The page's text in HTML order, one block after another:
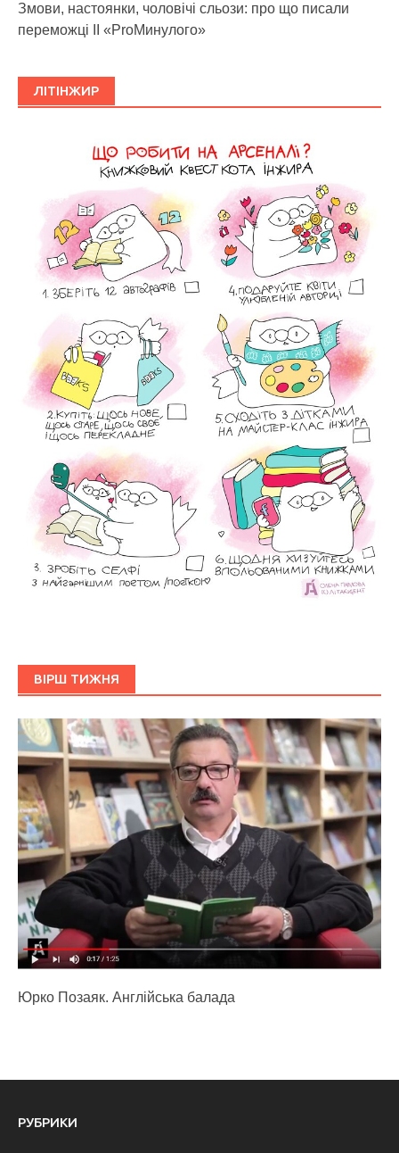
Змови, настоянки, чоловічі сльози: про що писали
переможці ІІ «ProМинулого»
ЛІТІНЖИР
ВІРШ ТИЖНЯ
Юрко Позаяк. Англійська балада
РУБРИКИ